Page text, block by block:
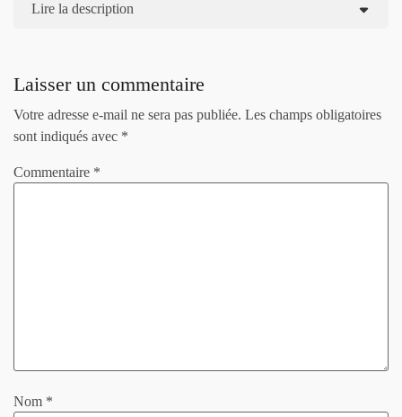
Lire la description
Laisser un commentaire
Votre adresse e-mail ne sera pas publiée. Les champs obligatoires
sont indiqués avec *
Commentaire *
Nom *